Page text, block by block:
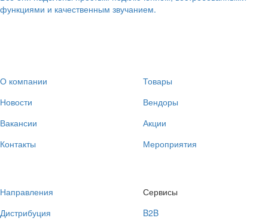
функциями и качественным звучанием.
О компании
Новости
Вакансии
Контакты
Товары
Вендоры
Акции
Мероприятия
Направления
Дистрибуция
Сервисы
B2B